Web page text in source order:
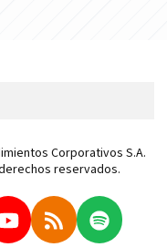
Corporativos S.A.
reservados.